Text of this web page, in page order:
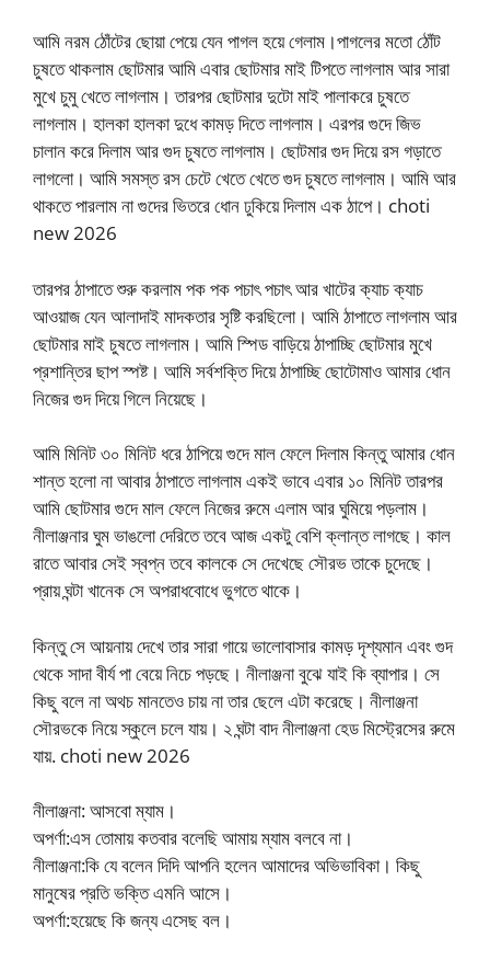
আমি নরম ঠোঁটের ছোয়া পেয়ে যেন পাগল হয়ে গেলাম।পাগলের মতো ঠোঁট
চুষতে থাকলাম ছোটমার আমি এবার ছোটমার মাই টিপতে লাগলাম আর সারা
মুখে চুমু খেতে লাগলাম। তারপর ছোটমার দুটো মাই পালাকরে চুষতে
লাগলাম। হালকা হালকা দুধে কামড় দিতে লাগলাম। এরপর গুদে জিভ
চালান করে দিলাম আর গুদ চুষতে লাগলাম। ছোটমার গুদ দিয়ে রস গড়াতে
লাগলো। আমি সমস্ত রস চেটে খেতে খেতে গুদ চুষতে লাগলাম। আমি আর
থাকতে পারলাম না গুদের ভিতরে ধোন ঢুকিয়ে দিলাম এক ঠাপে। choti
new 2026
তারপর ঠাপাতে শুরু করলাম পক পক পচাৎ পচাৎ আর খাটের ক্যাচ ক্যাচ
আওয়াজ যেন আলাদাই মাদকতার সৃষ্টি করছিলো। আমি ঠাপাতে লাগলাম আর
ছোটমার মাই চুষতে লাগলাম। আমি স্পিড বাড়িয়ে ঠাপাচ্ছি ছোটমার মুখে
প্রশান্তির ছাপ স্পষ্ট। আমি সর্বশক্তি দিয়ে ঠাপাচ্ছি ছোটোমাও আমার ধোন
নিজের গুদ দিয়ে গিলে নিয়েছে।
আমি মিনিট ৩০ মিনিট ধরে ঠাপিয়ে গুদে মাল ফেলে দিলাম কিন্তু আমার ধোন
শান্ত হলো না আবার ঠাপাতে লাগলাম একই ভাবে এবার ১০ মিনিট তারপর
আমি ছোটমার গুদে মাল ফেলে নিজের রুমে এলাম আর ঘুমিয়ে পড়লাম।
নীলাঞ্জনার ঘুম ভাঙলো দেরিতে তবে আজ একটু বেশি ক্লান্ত লাগছে। কাল
রাতে আবার সেই স্বপ্ন তবে কালকে সে দেখেছে সৌরভ তাকে চুদেছে।
প্রায় ঘন্টা খানেক সে অপরাধবোধে ভুগতে থাকে।
কিন্তু সে আয়নায় দেখে তার সারা গায়ে ভালোবাসার কামড় দৃশ্যমান এবং গুদ
থেকে সাদা বীর্য পা বেয়ে নিচে পড়ছে। নীলাঞ্জনা বুঝে যাই কি ব্যাপার। সে
কিছু বলে না অথচ মানতেও চায় না তার ছেলে এটা করেছে। নীলাঞ্জনা
সৌরভকে নিয়ে স্কুলে চলে যায়। ২ ঘন্টা বাদ নীলাঞ্জনা হেড মিস্ট্রেসের রুমে
যায়. choti new 2026
নীলাঞ্জনা: আসবো ম্যাম।
অপর্ণা:এস তোমায় কতবার বলেছি আমায় ম্যাম বলবে না।
নীলাঞ্জনা:কি যে বলেন দিদি আপনি হলেন আমাদের অভিভাবিকা। কিছু
মানুষের প্রতি ভক্তি এমনি আসে।
অপর্ণা:হয়েছে কি জন্য এসেছ বল।